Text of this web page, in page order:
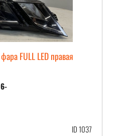
FULL LED правая
ID 1037